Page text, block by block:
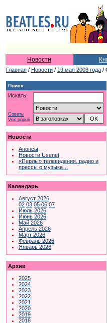
Новости
Главная / Новости / 19 мая 2003 года /
Поиск
Искать:
Советы
Vox populi
Новости
Анонсы
Новости Usenet
«Перлы» телевидения, радио и
прессы о музыке…
Календарь
Август 2026
02 03 05 06 07
Июль 2026
Июнь 2026
Май 2026
Апрель 2026
Март 2026
Февраль 2026
Январь 2026
Архив
2025
2024
2023
2022
2021
2020
2019
2018